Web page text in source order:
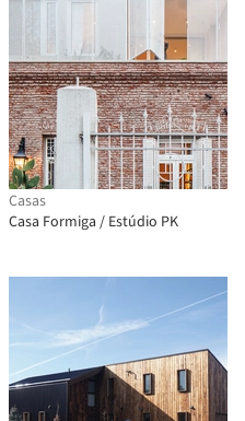
Casas
Casa Formiga / Estúdio PK